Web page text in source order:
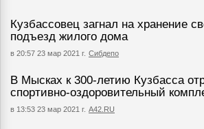
Кузбассовец загнал на хранение
подъезд жилого дома
в 20:57 23 мар 2021 г. Сибдепо
В Мысках к 300-летию Кузбасса
спортивно-оздоровительный
в 13:53 23 мар 2021 г. А42.RU